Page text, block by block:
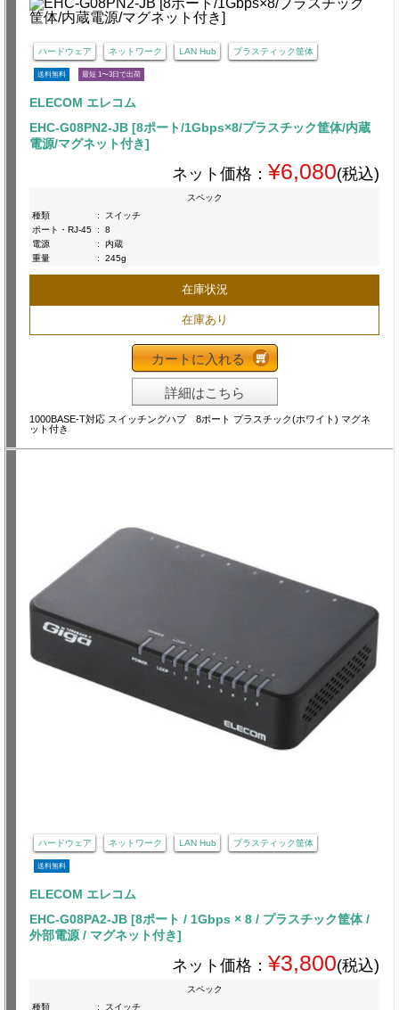
ハードウェア ネットワーク LAN Hub プラスティック筐体
送料無料 最短 1〜3日で出荷
ELECOM エレコム
EHC-G08PN2-JB [8ポート/1Gbps×8/プラスチック筐体/内蔵
電源/マグネット付き]
ネット価格： ¥6,080(税込)
スペック
種類
:
スイッチ
ポート・RJ-45 :
8
電源
:
内蔵
重量
: 245g
在庫状況
在庫あり
カートに入れる
詳細はこちら
1000BASE-T対応 スイッチングハブ 8ポート プラスチック(ホワイト) マグネ
ット付き
ハードウェア ネットワーク LAN Hub プラスティック筐体
送料無料
ELECOM エレコム
EHC-G08PA2-JB [8ポート / 1Gbps × 8 / プラスチック筐体 /
外部電源 / マグネット付き]
ネット価格： ¥3,800(税込)
スペック
種類
: スイッチ